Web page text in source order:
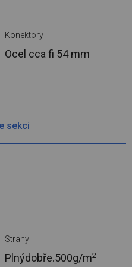
Konektory
Ocel ccafi 54 mm
sekci
Strany
Plnýdobře.500g/m2